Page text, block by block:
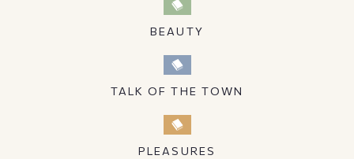
BEAUTY
TALK OF THE TOWN
PLEASURES